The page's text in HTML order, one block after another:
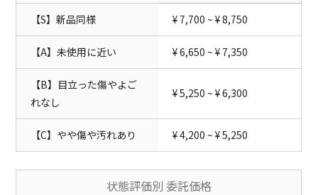
【S】新品同様 ¥ 7,700 ~ ¥ 8,750
【A】未使用に近い ¥ 6,650 ~ ¥ 7,350
【B】目立った傷やよご
れなし
¥ 5,250 ~ ¥ 6,300
【C】やや傷や汚れあり ¥ 4,200 ~ ¥ 5,250
状態評価別 委託価格